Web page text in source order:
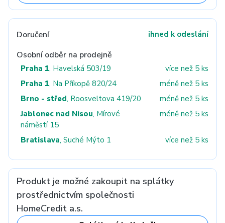
Doručení ihned k odeslání
Osobní odběr na prodejně
Praha 1, Havelská 503/19
více než 5 ks
Praha 1, Na Příkopě 820/24
méně než 5 ks
Brno - střed, Roosveltova 419/20
méně než 5 ks
Jablonec nad Nisou, Mírové
náměstí 15
méně než 5 ks
Bratislava, Suché Mýto 1 více než 5 ks
Produkt je možné zakoupit na splátky
prostřednictvím společnosti
HomeCredit a.s.